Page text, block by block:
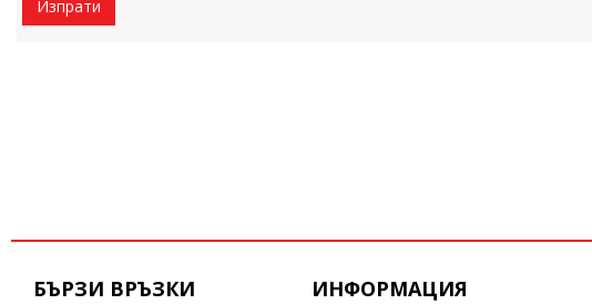
Изпрати
БЪРЗИ ВРЪЗКИ ИНФОРМАЦИЯ